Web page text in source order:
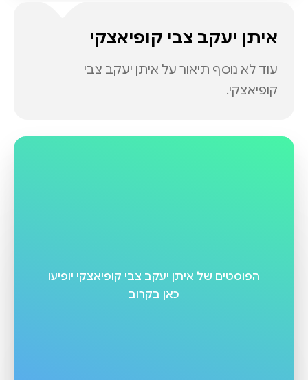
איתן יעקב צבי קופיאצקי
עוד לא נוסף תיאור על איתן יעקב צבי
קופיאצקי.
הפוסטים של איתן יעקב צבי קופיאצקי יופיעו
כאן בקרוב